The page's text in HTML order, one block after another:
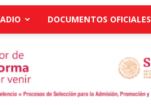
DOCUMENTOS OFICIALES